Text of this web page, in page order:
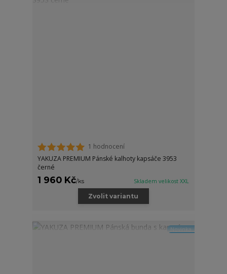
1 hodnocení
YAKUZA PREMIUM Pánské kalhoty kapsáče 3953
černé
1 960 Kč/ks Skladem velikost XXL
Zvolit variantu
Novinka